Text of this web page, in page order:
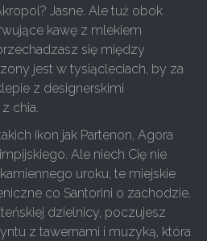
Jasne. Ale tuż obok
kawę z mlekiem
się między
jest w tysiącleciach, by za
z designerskimi
chia.
ikon jak Partenon, Agora
Ale niech Cię nie
uroku, te miejskie
co Santorini o zachodzie.
dzielnicy, poczujesz
z tawernami i muzyką, która